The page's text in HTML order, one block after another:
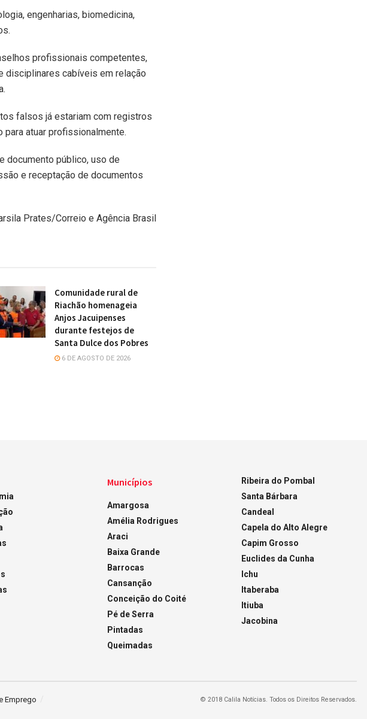
engenharias, biomedicina,
profissionais competentes,
disciplinares cabíveis em relação
falsos já estariam com registros
atuar profissionalmente.
documento público, uso de
e receptação de documentos
Prates/Correio e Agência Brasil
Comunidade rural de
Riachão homenageia
Anjos Jacuipenses
durante festejos de
Santa Dulce dos Pobres
6 DE AGOSTO DE 2026
Municípios
Amargosa
Amélia Rodrigues
Araci
Baixa Grande
Barrocas
Cansanção
Conceição do Coité
Pé de Serra
Pintadas
Queimadas
Ribeira do Pombal
Santa Bárbara
Candeal
Capela do Alto Alegre
Capim Grosso
Euclides da Cunha
Ichu
Itaberaba
Itiuba
Jacobina
Emprego
© 2018 Calila Notícias. Todos os Direitos Reservados.